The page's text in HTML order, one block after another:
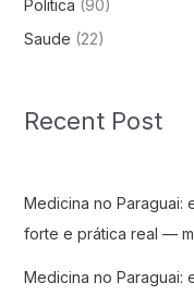
Politica (90)
Saude (22)
Recent Post
Medicina no Paraguai:
forte e prática real —
Medicina no Paraguai: